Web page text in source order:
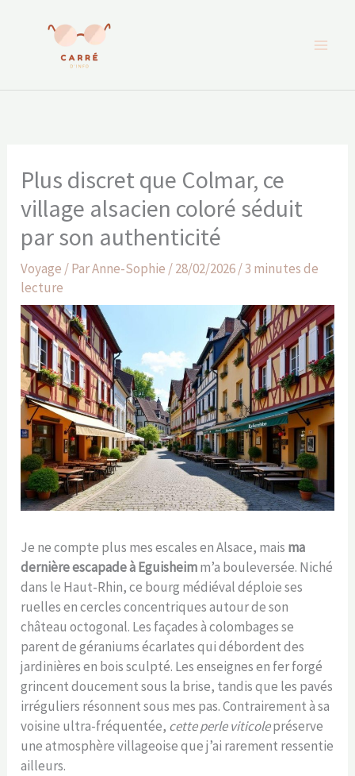
Plus discret que Colmar, ce
village alsacien coloré séduit
par son authenticité
Voyage / ParAnne-Sophie /28/02/2026/3 minutes de
lecture
Je ne compte plus mes escales en Alsace, mais ma
dernière escapade à Eguisheimm’a bouleversée. Niché
dans le Haut-Rhin, ce bourg médiéval déploie ses
ruelles en cercles concentriques autour de son
château octogonal. Les façades à colombages se
parent de géraniums écarlates qui débordent des
jardinières en bois sculpté. Les enseignes en fer forgé
grincent doucement sous la brise, tandis que les pavés
irréguliers résonnent sous mes pas. Contrairement à sa
voisine ultra-fréquentée, cette perle viticolepréserve
une atmosphère villageoise que j’ai rarement ressentie
ailleurs.